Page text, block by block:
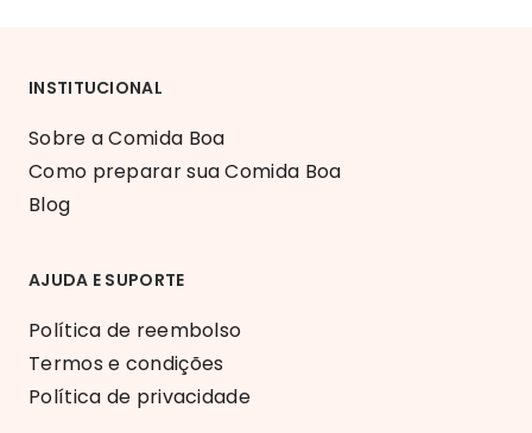
INSTITUCIONAL
Sobre a Comida Boa
Como preparar sua Comida Boa
Blog
AJUDA E SUPORTE
Política de reembolso
Termos e condições
Política de privacidade